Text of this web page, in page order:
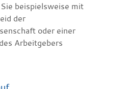
beispielsweise mit
der
oder einer
Arbeitgebers